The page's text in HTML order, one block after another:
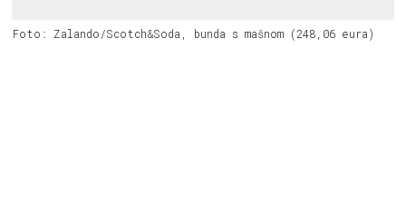
Foto: Zalando/Scotch&Soda, bunda s mašnom (248,06 eura)